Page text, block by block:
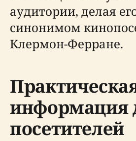
аудитории, делая
синонимом
Клермон-Ферране.
информация
посетителей